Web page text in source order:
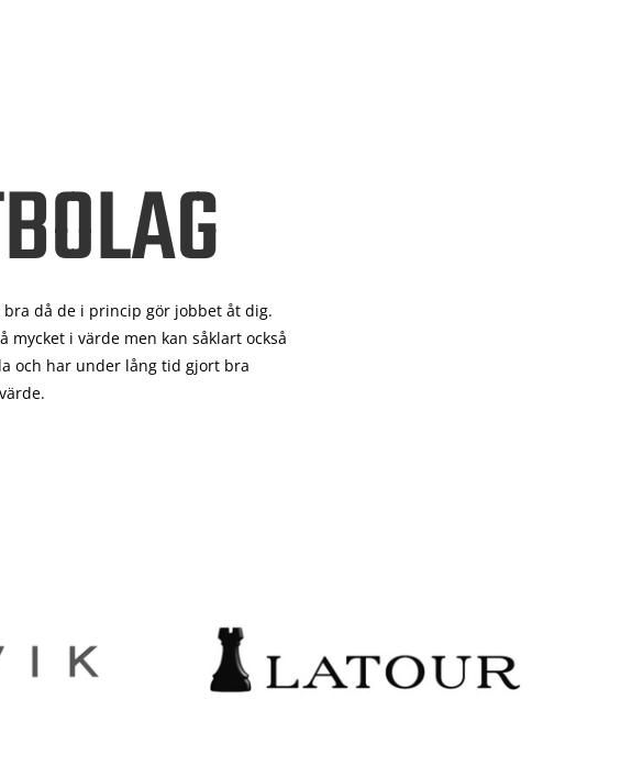
bra då de i princip gör jobbet åt dig.
i värde men kan såklart också
och har under lång tid gjort bra